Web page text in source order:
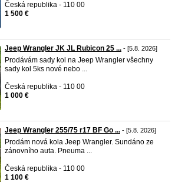
Česká republika - 110 00
1 500 €
Jeep Wrangler JK JL Rubicon 25 ... - [5.8. 2026]
Prodávám sady kol na Jeep Wrangler všechny
sady kol 5ks nové nebo ...
Česká republika - 110 00
1 000 €
Jeep Wrangler 255/75 r17 BF Go ... - [5.8. 2026]
Prodám nová kola Jeep Wrangler. Sundáno ze
zánovního auta. Pneuma ...
Česká republika - 110 00
1 100 €